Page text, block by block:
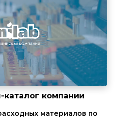
компании
материалов по